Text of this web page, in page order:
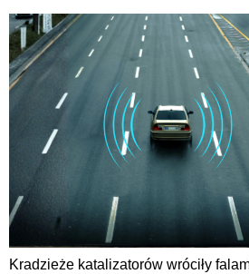
Kradzieże katalizatorów wróciły